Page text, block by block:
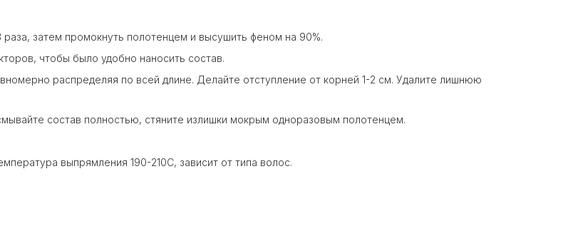
затем промокнуть полотенцем и высушить феном на 90%.
чтобы было удобно наносить состав.
распределяя по всей длине. Делайте отступление от корней 1-2 см. Удалите лишнюю
состав полностью, стяните излишки мокрым одноразовым полотенцем.
выпрямления 190-210С, зависит от типа волос.